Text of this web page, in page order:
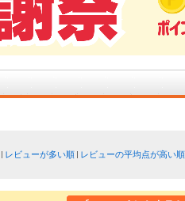
レビューが多い順
レビューの平均点が高い順